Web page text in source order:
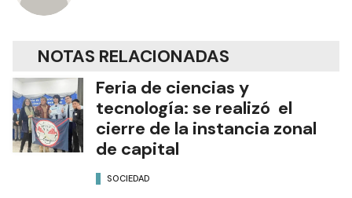
NOTAS RELACIONADAS
Feria de ciencias y
tecnología: se realizó el
cierre de la instancia zonal
de capital
SOCIEDAD